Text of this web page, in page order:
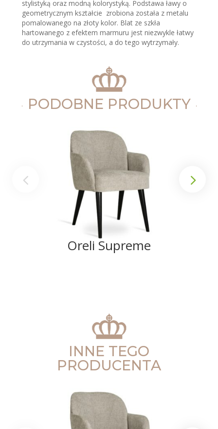
stylistyką oraz modną kolorystyką. Podstawa ławy o
geometrycznym kształcie zrobiona została z metalu
pomalowanego na złoty kolor. Blat ze szkła
hartowanego z efektem marmuru jest niezwykle łatwy
do utrzymania w czystości, a do tego wytrzymały.
PODOBNE PRODUKTY
Oreli Supreme
INNE TEGO
PRODUCENTA